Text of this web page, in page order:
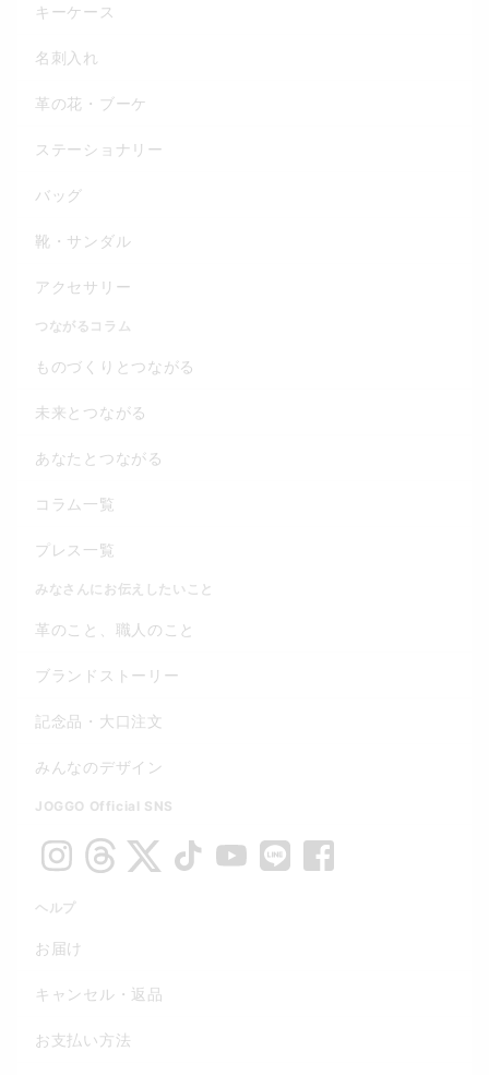
キーケース
名刺入れ
革の花・ブーケ
ステーショナリー
バッグ
靴・サンダル
アクセサリー
つながるコラム
ものづくりとつながる
未来とつながる
あなたとつながる
コラム一覧
プレス一覧
みなさんにお伝えしたいこと
革のこと、職人のこと
ブランドストーリー
記念品・大口注文
みんなのデザイン
JOGGO Official SNS
ヘルプ
お届け
キャンセル・返品
お支払い方法